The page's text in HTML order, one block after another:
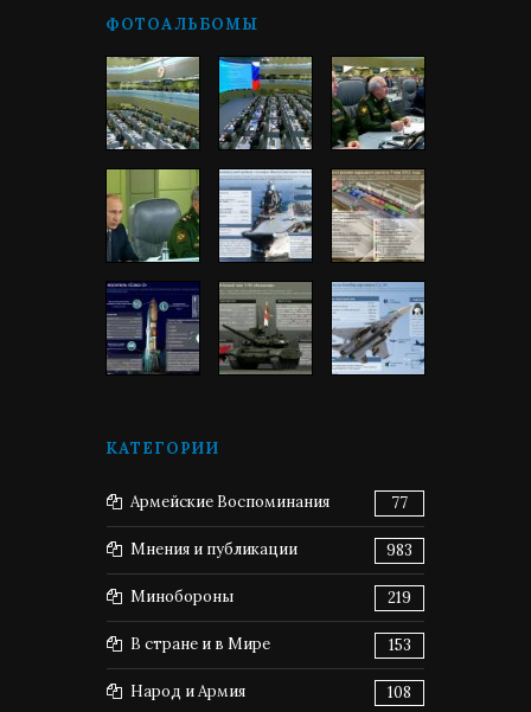
ФОТОАЛЬБОМЫ
КАТЕГОРИИ
Армейские Воспоминания 77
Мнения и публикации 983
Минобороны 219
В стране и в Мире 153
Народ и Армия 108